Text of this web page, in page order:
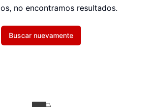
no encontramos resultados.
Buscar nuevamente